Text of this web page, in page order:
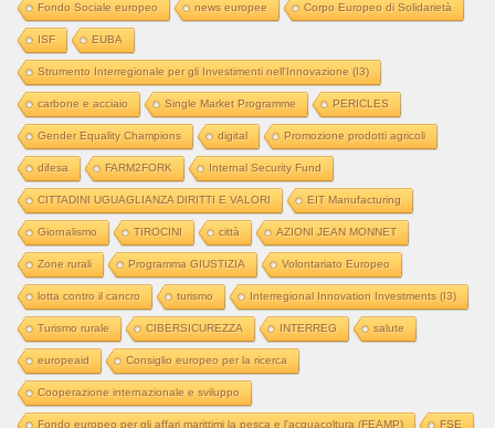
Fondo Sociale europeo news europee Corpo Europeo di Solidarietà
ISF EUBA
Strumento Interregionale per gli Investimenti nell'Innovazione (I3)
carbone e acciaio Single Market Programme PERICLES
Gender Equality Champions digital Promozione prodotti agricoli
difesa FARM2FORK Internal Security Fund
CITTADINI UGUAGLIANZA DIRITTI E VALORI EIT Manufacturing
Giornalismo TIROCINI città AZIONI JEAN MONNET
Zone rurali Programma GIUSTIZIA Volontariato Europeo
lotta contro il cancro turismo Interregional Innovation Investments (I3)
Turismo rurale CIBERSICUREZZA INTERREG salute
europeaid Consiglio europeo per la ricerca
Cooperazione internazionale e sviluppo
Fondo europeo per gli affari marittimi la pesca e l'acquacoltura (FEAMP) FSE